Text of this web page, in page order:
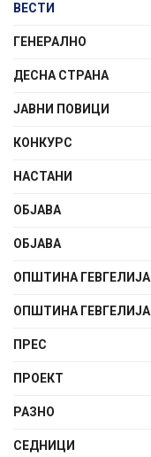
ВЕСТИ
ГЕНЕРАЛНО
ДЕСНА СТРАНА
ЈАВНИ ПОВИЦИ
КОНКУРС
НАСТАНИ
ОБЈАВА
ОБЈАВА
ОПШТИНА ГЕВГЕЛИЈА
ОПШТИНА ГЕВГЕЛИЈА
ПРЕС
ПРОЕКТ
РАЗНО
СЕДНИЦИ